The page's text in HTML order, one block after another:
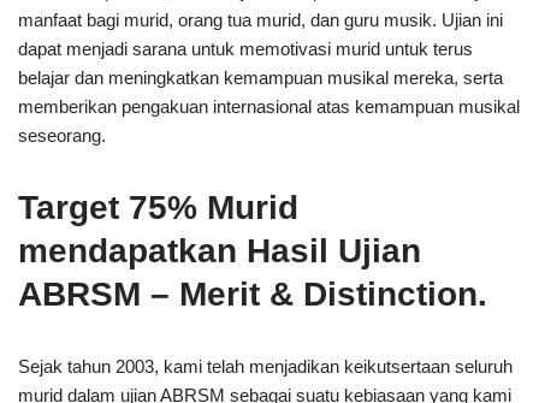
manfaat bagi murid, orang tua murid, dan guru musik. Ujian ini
dapat menjadi sarana untuk memotivasi murid untuk terus
belajar dan meningkatkan kemampuan musikal mereka, serta
memberikan pengakuan internasional atas kemampuan musikal
seseorang.
Target 75% Murid
mendapatkan Hasil Ujian
ABRSM – Merit & Distinction.
Sejak tahun 2003, kami telah menjadikan keikutsertaan seluruh
murid dalam ujian ABRSM sebagai suatu kebiasaan yang kami